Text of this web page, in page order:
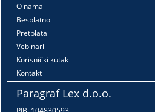
O nama
Besplatno
Pretplata
Vebinari
Korisnički kutak
Kontakt
Paragraf Lex d.o.o.